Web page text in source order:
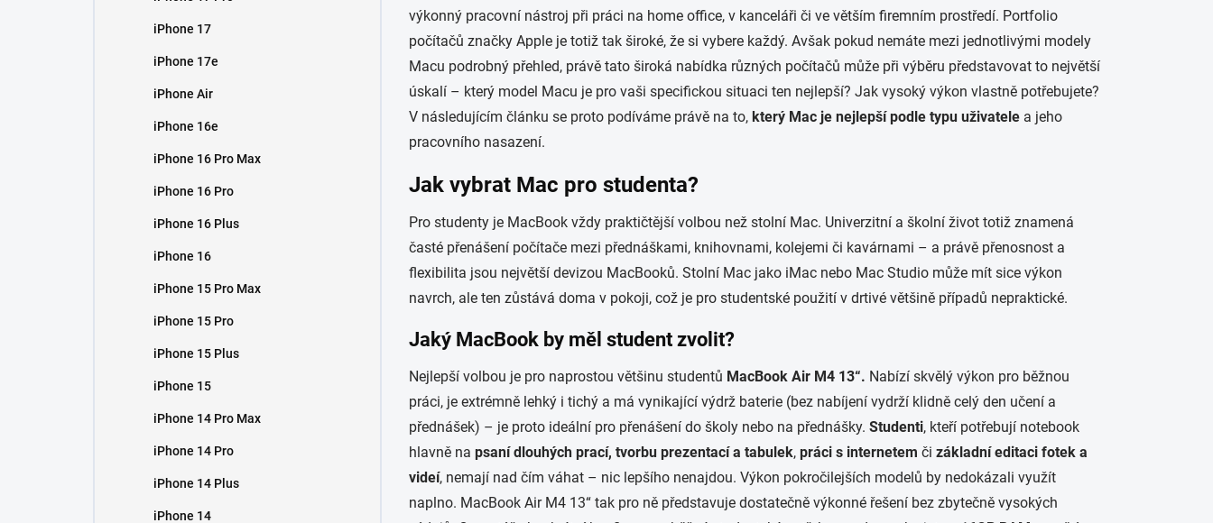
iPhone 17
iPhone 17e
iPhone Air
iPhone 16e
iPhone 16 Pro Max
iPhone 16 Pro
iPhone 16 Plus
iPhone 16
iPhone 15 Pro Max
iPhone 15 Pro
iPhone 15 Plus
iPhone 15
iPhone 14 Pro Max
iPhone 14 Pro
iPhone 14 Plus
iPhone 14
výkonný pracovní nástroj při práci na home office, v kanceláři či ve větším firemním prostředí. Portfolio
počítačů značky Apple je totiž tak široké, že si vybere každý. Avšak pokud nemáte mezi jednotlivými modely
Macu podrobný přehled, právě tato široká nabídka různých počítačů může při výběru představovat to největší
úskalí – který model Macu je pro vaši specifickou situaci ten nejlepší? Jak vysoký výkon vlastně potřebujete?
V následujícím článku se proto podíváme právě na to, který Mac je nejlepšípodle typu uživatele a jeho
pracovního nasazení.
Jak vybrat Mac pro studenta?
Pro studenty je MacBook vždy praktičtější volbou než stolní Mac. Univerzitní a školní život totiž znamená
časté přenášení počítače mezi přednáškami, knihovnami, kolejemi či kavárnami – a právě přenosnost a
flexibilita jsou největší devizou MacBooků. Stolní Mac jako iMac nebo Mac Studio může mít sice výkon
navrch, ale ten zůstává doma v pokoji, což je pro studentské použití v drtivé většině případů nepraktické.
Jaký MacBook by měl student zvolit?
Nejlepší volbou je pro naprostou většinu studentů MacBook Air M4 13“. Nabízí skvělý výkon pro běžnou
práci, je extrémně lehký i tichý a má vynikající výdrž baterie (bez nabíjení vydrží klidně celý den učení a
přednášek) – je proto ideální pro přenášení do školy nebo na přednášky. Studenti, kteří potřebují notebook
hlavně na psaní dlouhých prací, tvorbu prezentacía tabulek, práci s internetem či základní editaci fotek a
videí, nemají nad čím váhat – nic lepšího nenajdou. Výkon pokročilejších modelů by nedokázali využít
naplno. MacBook Air M4 13“ tak pro ně představuje dostatečně výkonné řešení bez zbytečně vysokých